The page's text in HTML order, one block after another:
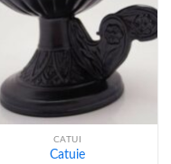
CATUI
Catuie